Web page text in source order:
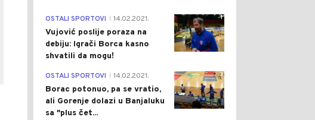
1
OSTALI SPORTOVI 14.02.2021.
Vujović poslije poraza na
debiju: Igrači Borca kasno
shvatili da mogu!
3
OSTALI SPORTOVI 14.02.2021.
Borac potonuo, pa se vratio,
ali Gorenje dolazi u Banjaluku
sa "plus čet...